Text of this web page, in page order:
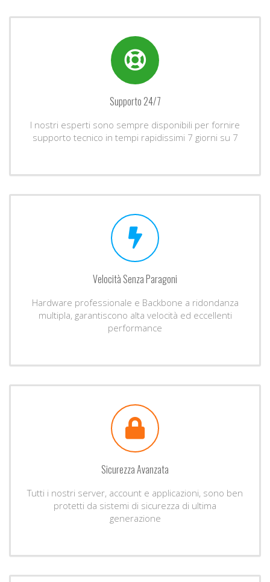
Supporto 24/7
I nostri esperti sono sempre disponibili per fornire
supporto tecnico in tempi rapidissimi 7 giorni su 7
Velocità Senza Paragoni
Hardware professionale e Backbone a ridondanza
multipla, garantiscono alta velocità ed eccellenti
performance
Sicurezza Avanzata
Tutti i nostri server, account e applicazioni, sono ben
protetti da sistemi di sicurezza di ultima
generazione